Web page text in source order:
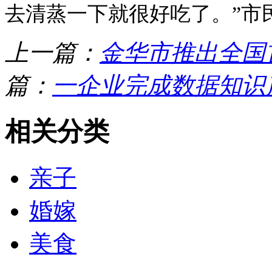
去清蒸一下就很好吃了。”
上一篇： 金华市推出全
篇： 一企业完成数据知
相关分类
亲子
婚嫁
美食